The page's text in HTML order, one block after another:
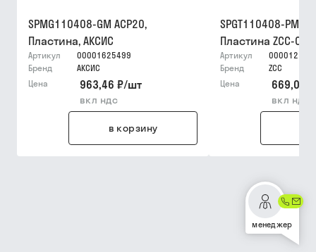
SPMG110408-GM ACP20,
Пластина, АКСИС
Артикул
00001625499
Бренд
АКСИС
Цена
963,46 ₽/шт
вкл ндс
в корзину
SPGT110408-PM
Пластина ZCC-CT
Артикул
Бренд
ZCC
Цена
669,03 ₽
вкл ндс
менеджер